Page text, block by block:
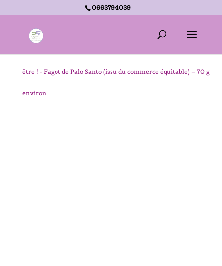
0663794039
être ! - Fagot de Palo Santo (issu du commerce équitable) – 70 g
environ